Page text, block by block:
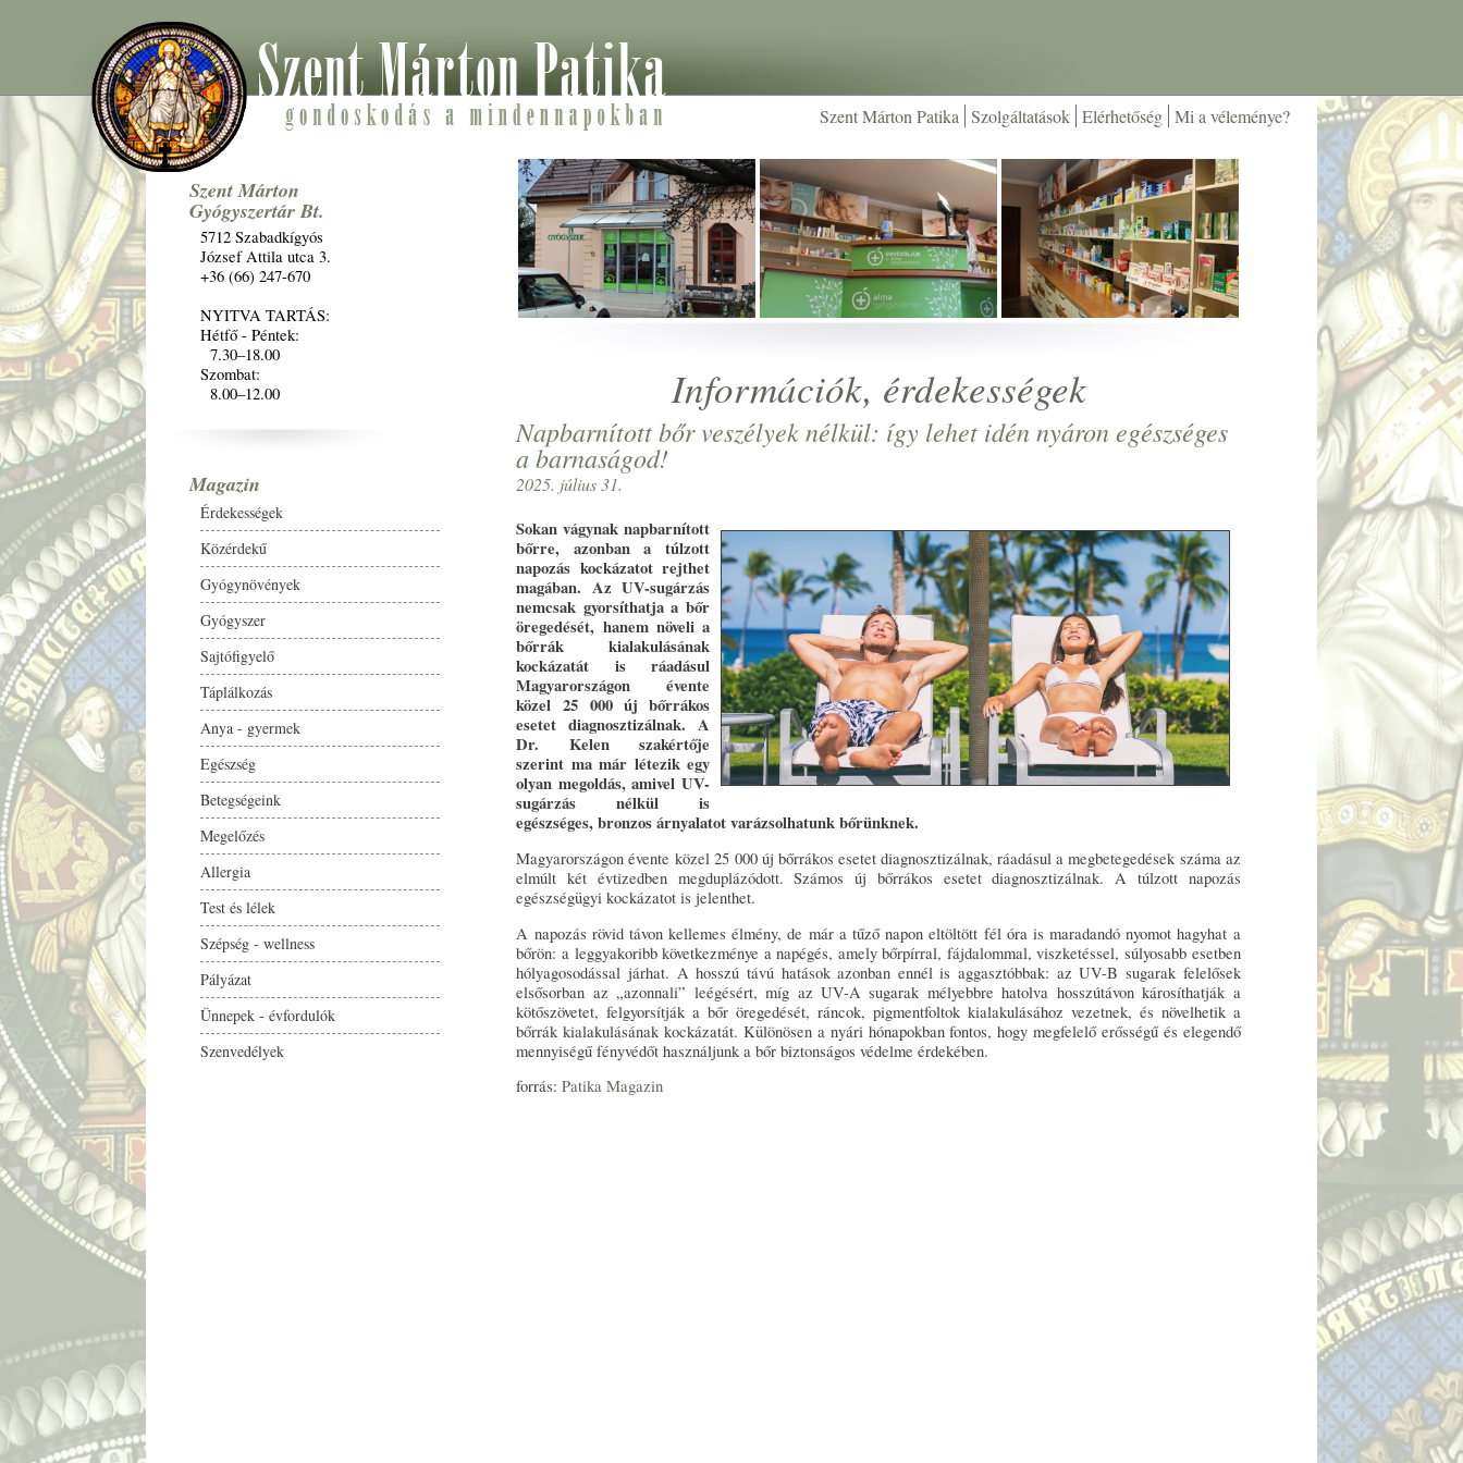
Szent Márton
Gyógyszertár Bt.
5712 Szabadkígyós
József Attila utca 3.
+36 (66) 247-670
NYITVA TARTÁS:
Hétfő - Péntek:
7.30–18.00
Szombat:
8.00–12.00
Magazin
Érdekességek
Közérdekű
Gyógynövények
Gyógyszer
Sajtófigyelő
Táplálkozás
Anya - gyermek
Egészség
Betegségeink
Megelőzés
Allergia
Test és lélek
Szépség - wellness
Pályázat
Ünnepek - évfordulók
Szenvedélyek
Szent Márton Patika Szolgáltatások Elérhetőség Mi a véleménye?
Információk, érdekességek
Napbarnított bőr veszélyek nélkül: így lehet idén nyáron egészséges
a barnaságod!
2025. július 31.
Sokan vágynak napbarnított
bőrre, azonban a túlzott
napozás kockázatot rejthet
magában. Az UV-sugárzás
nemcsak gyorsíthatja a bőr
öregedését, hanem növeli a
bőrrák kialakulásának
kockázatát is ráadásul
Magyarországon évente
közel 25 000 új bőrrákos
esetet diagnosztizálnak. A
Dr. Kelen szakértője
szerint ma már létezik egy
olyan megoldás, amivel UV-
sugárzás nélkül is
egészséges, bronzos árnyalatot varázsolhatunk bőrünknek.
Magyarországon évente közel 25 000 új bőrrákos esetet diagnosztizálnak, ráadásul a megbetegedések száma az
elmúlt két évtizedben megduplázódott. Számos új bőrrákos esetet diagnosztizálnak. A túlzott napozás
egészségügyi kockázatot is jelenthet.
A napozás rövid távon kellemes élmény, de már a tűző napon eltöltött fél óra is maradandó nyomot hagyhat a
bőrön: a leggyakoribb következménye a napégés, amely bőrpírral, fájdalommal, viszketéssel, súlyosabb esetben
hólyagosodással járhat. A hosszú távú hatások azonban ennél is aggasztóbbak: az UV-B sugarak felelősek
elsősorban az „azonnali” leégésért, míg az UV-A sugarak mélyebbre hatolva hosszútávon károsíthatják a
kötőszövetet, felgyorsítják a bőr öregedését, ráncok, pigmentfoltok kialakulásához vezetnek, és növelhetik a
bőrrák kialakulásának kockázatát. Különösen a nyári hónapokban fontos, hogy megfelelő erősségű és elegendő
mennyiségű fényvédőt használjunk a bőr biztonságos védelme érdekében.
forrás:Patika Magazin